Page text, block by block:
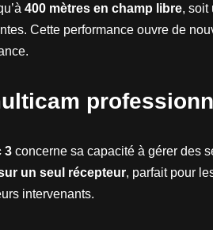
400 mètres en champ libre, soit
Cette performance ouvre de
3 concerne sa capacité à gérer des
un seul récepteur, parfait pour
intervenants.